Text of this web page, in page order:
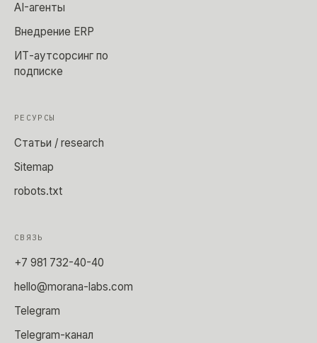
AI-агенты
Внедрение ERP
ИТ-аутсорсинг по
подписке
РЕСУРСЫ
Статьи / research
Sitemap
robots.txt
СВЯЗЬ
+7 981 732-40-40
hello@morana-labs.com
Telegram
Telegram-канал